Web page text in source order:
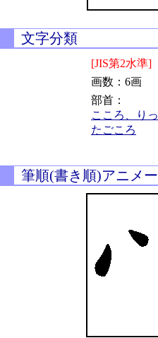
文字分類
[JIS第2水準]
画数：6画
部首：
こころ、り
たごころ
筆順(書き順)アニメ